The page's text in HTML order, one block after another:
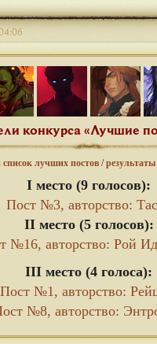
конкурса «Лучшие
лучших постов/
I место (9 голосов):
Пост №3, авторство:
II место (5 голосов):
№16, авторство: Рой
III место (4 голоса):
Пост №1, авторство:
№8, авторство: